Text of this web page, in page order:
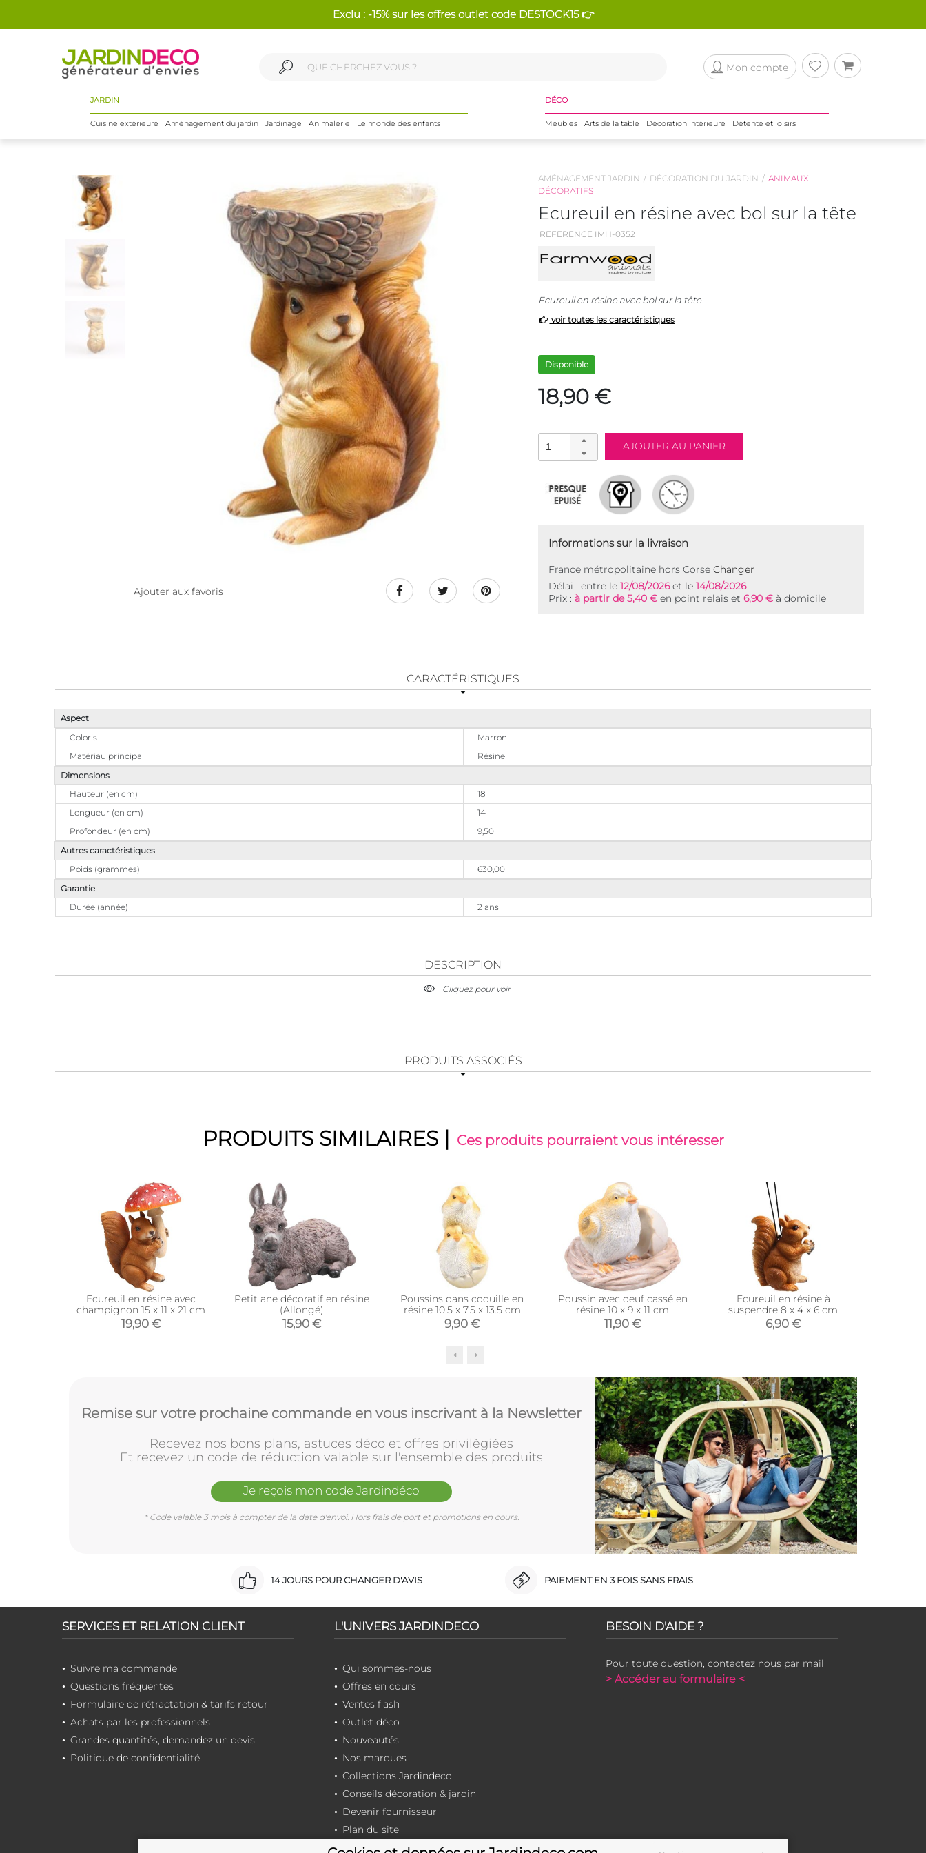
Exclu : -15% sur les offres outlet code DESTOCK15 👉
Mon compte
JARDIN
Cuisine extérieure Aménagement du jardin Jardinage Animalerie Le monde des enfants
DÉCO
Meubles Arts de la table Décoration intérieure Détente et loisirs
Ajouter aux favoris
AMÉNAGEMENT JARDIN DÉCORATION DU JARDIN
ANIMAUX
DÉCORATIFS
Ecureuil en résine avec bol sur la tête
REFERENCE IMH-0352
Ecureuil en résine avec bol sur la tête
voir toutes les caractéristiques
Disponible
18,90 €
Informations sur la livraison
France métropolitaine hors Corse Changer
Délai : entre le 12/08/2026et le 14/08/2026
Prix : à partir de 5,40 € en point relais et 6,90 €à domicile
CARACTÉRISTIQUES
Aspect
Coloris
Marron
Matériau principal
Résine
Dimensions
Hauteur (en cm)
18
Longueur (en cm)
14
Profondeur (en cm)
9,50
Autres caractéristiques
Poids (grammes)
630,00
Garantie
Durée (année)
2 ans
DESCRIPTION
Cliquez pour voir
PRODUITS ASSOCIÉS
PRODUITS SIMILAIRES | Ces produits pourraient vous intéresser
Ecureuil en résine avec
champignon 15 x 11 x 21 cm
19,90 €
Petit ane décoratif en résine
(Allongé)
15,90 €
Poussins dans coquille en
résine 10.5 x 7.5 x 13.5 cm
9,90 €
Poussin avec oeuf cassé en
résine 10 x 9 x 11 cm
11,90 €
Ecureuil en résine à
suspendre 8 x 4 x 6 cm
6,90 €
Remise sur votre prochaine commande en vous inscrivant à la Newsletter
Recevez nos bons plans, astuces déco et offres privilègiées
Et recevez un code de réduction valable sur l'ensemble des produits
Je reçois mon code Jardindéco
* Code valable 3 mois à compter de la date d'envoi. Hors frais de port et promotions en cours.
14 JOURS POUR CHANGER D'AVIS PAIEMENT EN 3 FOIS SANS FRAIS
SERVICES ET RELATION CLIENT
Suivre ma commande
Questions fréquentes
Formulaire de rétractation & tarifs retour
Achats par les professionnels
Grandes quantités, demandez un devis
Politique de confidentialité
L'UNIVERS JARDINDECO
Qui sommes-nous
Offres en cours
Ventes flash
Outlet déco
Nouveautés
Nos marques
Collections Jardindeco
Conseils décoration & jardin
Devenir fournisseur
Plan du site
BESOIN D'AIDE ?
Pour toute question, contactez nous par mail
> Accéder au formulaire <